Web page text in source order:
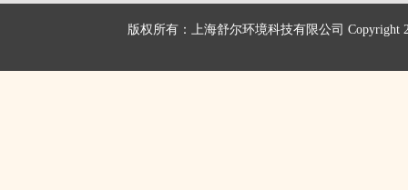
版权所有：上海舒尔环境科技有限公司 Copyright